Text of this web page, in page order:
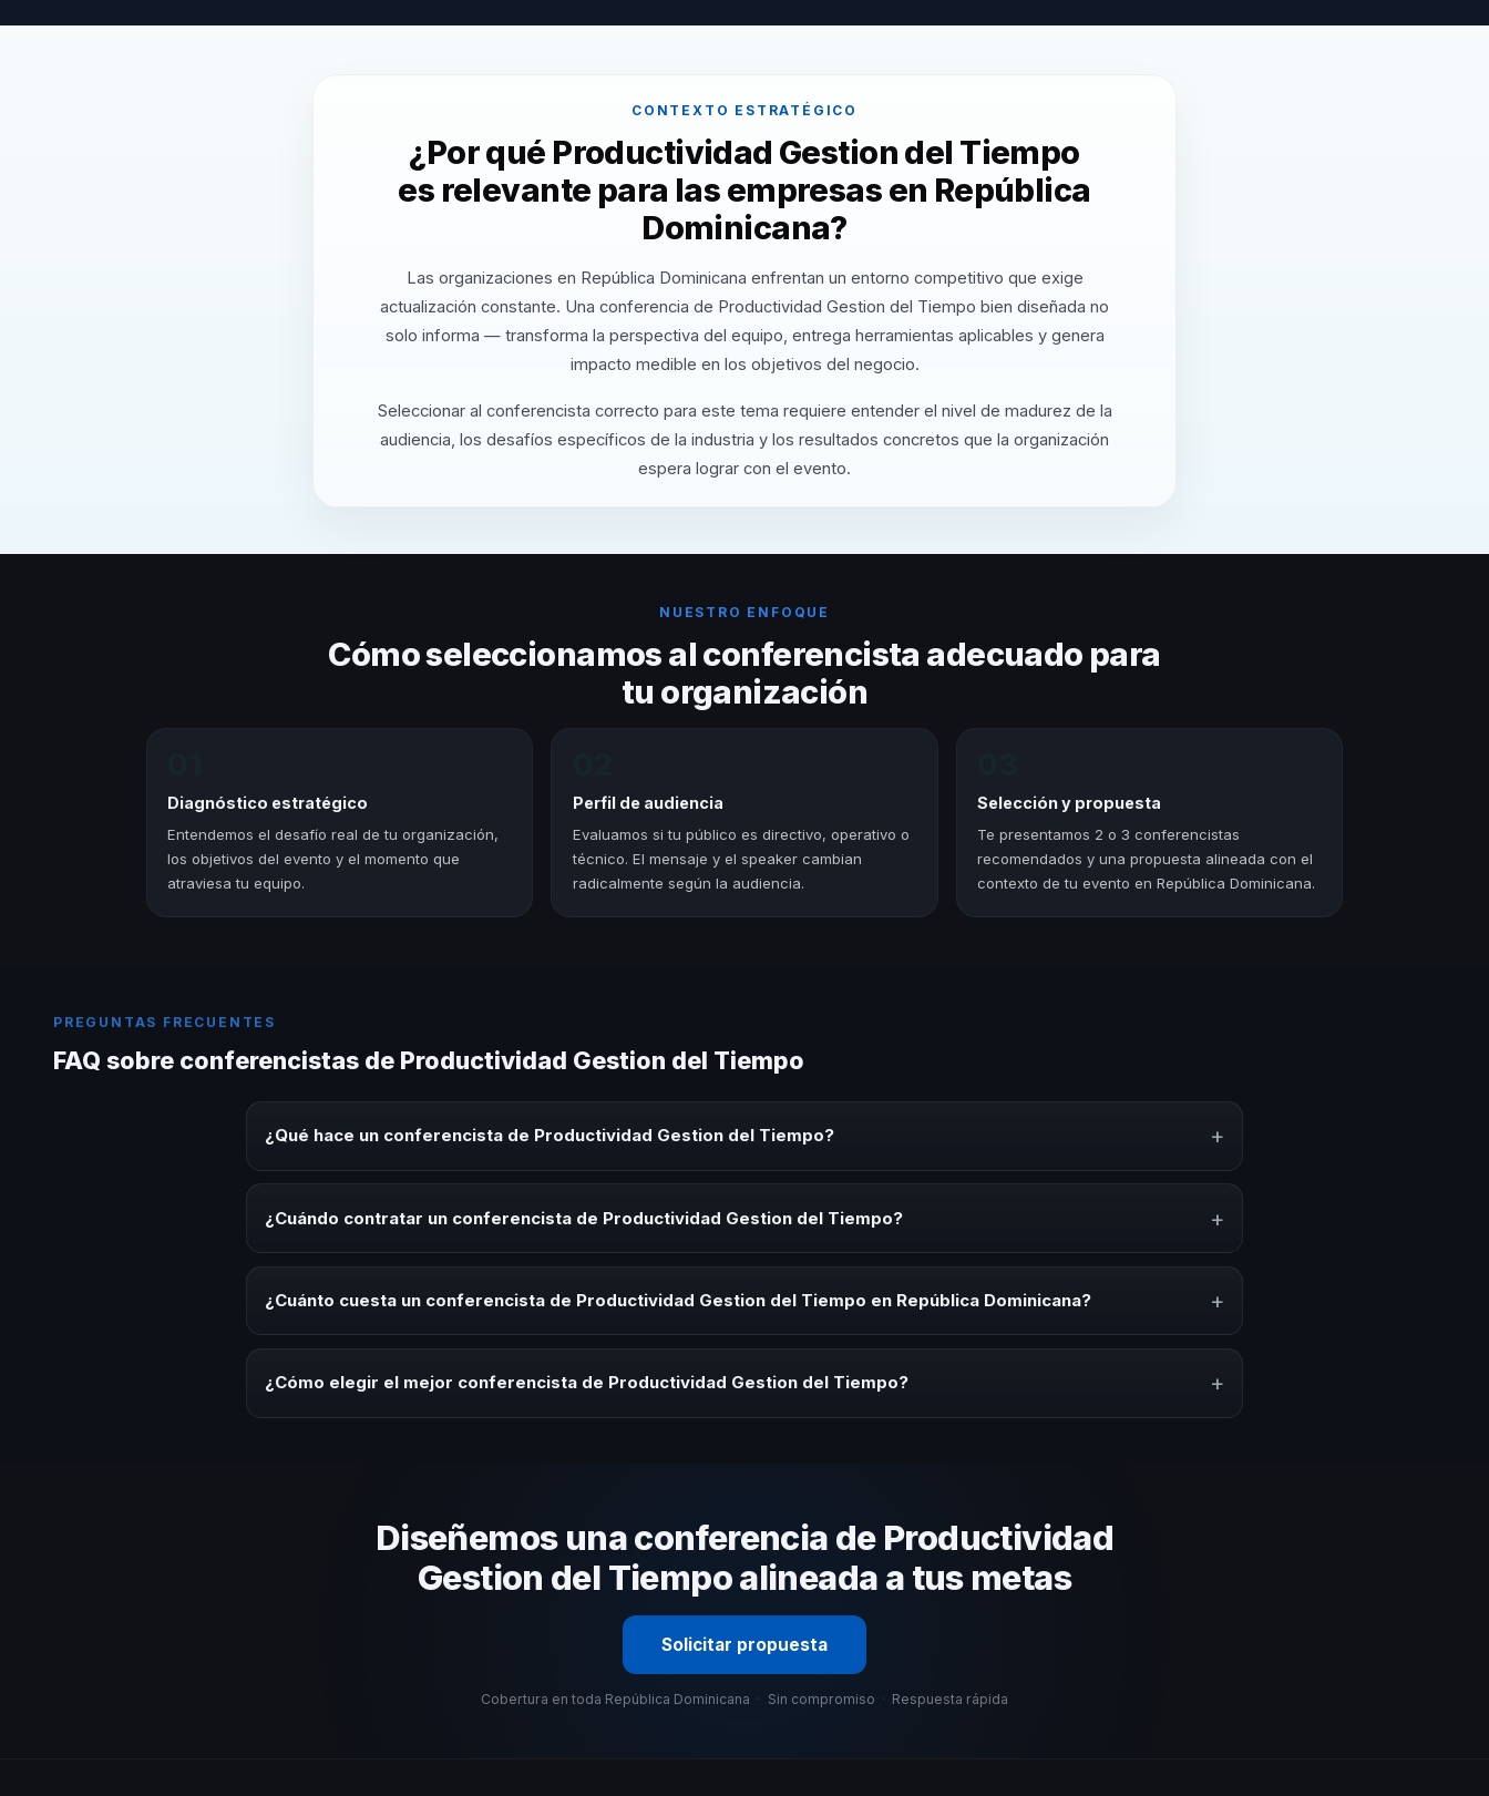
CONTEXTO ESTRATÉGICO
¿Por qué Productividad Gestion del Tiempo
es relevante para las empresas en República
Dominicana?
Las organizaciones en República Dominicana enfrentan un entorno competitivo que exige
actualización constante. Una conferencia de Productividad Gestion del Tiempo bien diseñada no
solo informa — transforma la perspectiva del equipo, entrega herramientas aplicables y genera
impacto medible en los objetivos del negocio.
Seleccionar al conferencista correcto para este tema requiere entender el nivel de madurez de la
audiencia, los desafíos específicos de la industria y los resultados concretos que la organización
espera lograr con el evento.
NUESTRO ENFOQUE
Cómo seleccionamos al conferencista adecuado para
tu organización
Diagnóstico estratégico
Entendemos el desafío real de tu organización,
los objetivos del evento y el momento que
atraviesa tu equipo.
Perfil de audiencia
Evaluamos si tu público es directivo, operativo o
técnico. El mensaje y el speaker cambian
radicalmente según la audiencia.
Selección y propuesta
Te presentamos 2 o 3 conferencistas
recomendados y una propuesta alineada con el
contexto de tu evento en República Dominicana.
PREGUNTAS FRECUENTES
FAQ sobre conferencistas de Productividad Gestion del Tiempo
¿Qué hace un conferencista de Productividad Gestion del Tiempo? +
aplicables para la audiencia.
¿Cuándo contratar un conferencista de Productividad Gestion del Tiempo? +
¿Cuánto cuesta un conferencista de Productividad Gestion del Tiempo en República Dominicana? +
¿Cómo elegir el mejor conferencista de Productividad Gestion del Tiempo? +
Diseñemos una conferencia de Productividad
Gestion del Tiempo alineada a tus metas
Solicitar propuesta
Cobertura en toda República Dominicana · Sin compromiso · Respuesta rápida